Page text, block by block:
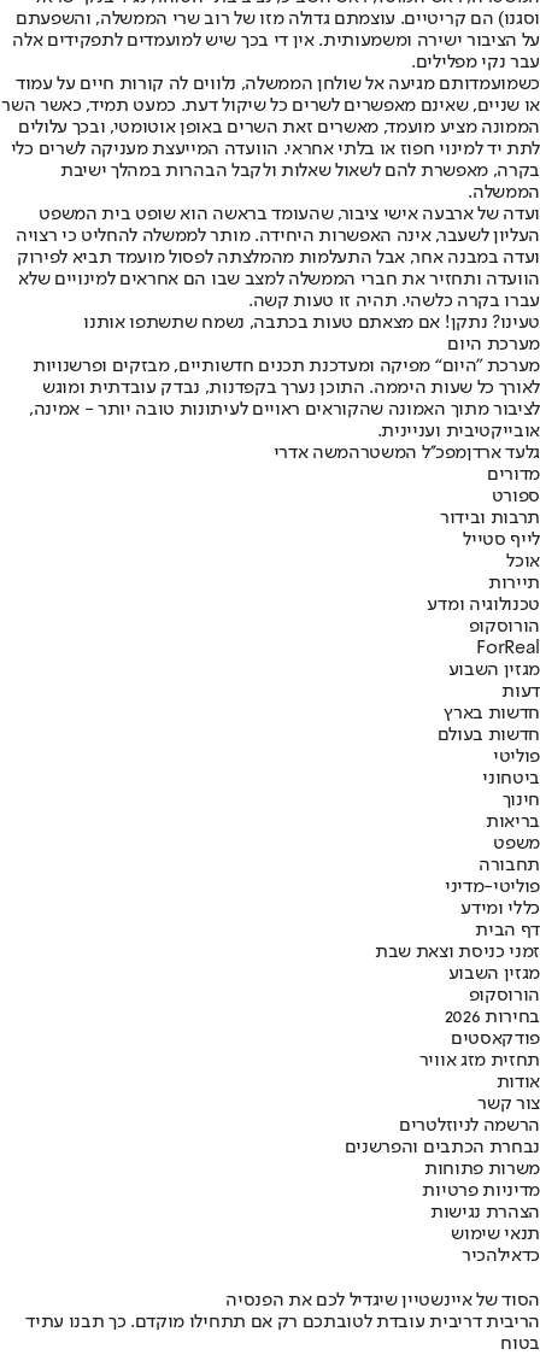
וסגנו) הם קריטיים. עוצמתם גדולה מזו של רוב שרי הממשלה, והשפעתם
על הציבור ישירה ומשמעותית. אין די בכך שיש למועמדים לתפקידים אלה
עבר נקי מפלילים.
כשמועמדותם מגיעה אל שולחן הממשלה, נלווים לה קורות חיים על עמוד
או שניים, שאינם מאפשרים לשרים כל שיקול דעת. כמעט תמיד, כאשר השר
הממונה מציע מועמד, מאשרים זאת השרים באופן אוטומטי, ובכך עלולים
לתת יד למינוי חפוז או בלתי אחראי. הוועדה המייעצת מעניקה לשרים כלי
בקרה, מאפשרת להם לשאול שאלות ולקבל הבהרות במהלך ישיבת
הממשלה.
ועדה של ארבעה אישי ציבור, שהעומד בראשה הוא שופט בית המשפט
העליון לשעבר, אינה האפשרות היחידה. מותר לממשלה להחליט כי רצויה
ועדה במבנה אחר, אבל התעלמות מהמלצתה לפסול מועמד תביא לפירוק
הוועדה ותחזיר את חברי הממשלה למצב שבו הם אחראים למינויים שלא
עברו בקרה כלשהי. תהיה זו טעות קשה.
טעינו? נתקן! אם מצאתם טעות בכתבה, נשמח שתשתפו אותנו
מערכת היום
מערכת "היום“ מפיקה ומעדכנת תכנים חדשותיים, מבזקים ופרשנויות
לאורך כל שעות היממה. התוכן נערך בקפדנות, נבדק עובדתית ומוגש
לציבור מתוך האמונה שהקוראים ראויים לעיתונות טובה יותר - אמינה,
אובייקטיבית ועניינית.
גלעד ארדןמפכ''ל המשטרהמשה אדרי
מדורים
ספורט
תרבות ובידור
לייף סטייל
אוכל
תיירות
טכנולוגיה ומדע
הורוסקופ
ForReal
מגזין השבוע
דעות
חדשות בארץ
חדשות בעולם
פוליטי
ביטחוני
חינוך
בריאות
משפט
תחבורה
פוליטי-מדיני
כללי ומידע
דף הבית
זמני כניסת וצאת שבת
מגזין השבוע
הורוסקופ
בחירות 2026
פודקאסטים
תחזית מזג אוויר
אודות
צור קשר
הרשמה לניוזלטרים
נבחרת הכתבים והפרשנים
משרות פתוחות
מדיניות פרטיות
הצהרת נגישות
תנאי שימוש
כדאילהכיר
הסוד של איינשטיין שיגדיל לכם את הפנסיה
הריבית דריבית עובדת לטובתכם רק אם תתחילו מוקדם. כך תבנו עתיד
בטוח